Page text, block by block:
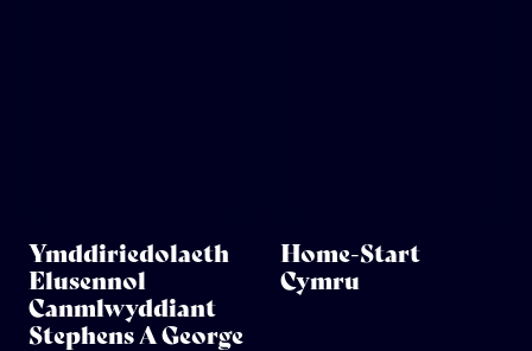
Ymddiriedolaeth
Elusennol
Canmlwyddiant
Stephens A George
Home-Start
Cymru